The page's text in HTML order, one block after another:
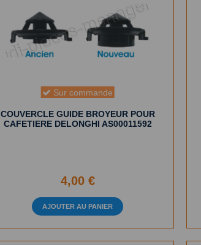
Sur commande
COUVERCLE GUIDE BROYEUR POUR
CAFETIERE DELONGHI AS00011592
4,00 €
AJOUTER AU PANIER